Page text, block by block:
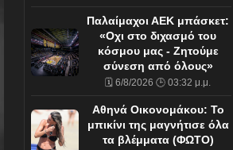
Παλαίμαχοι ΑΕΚ μπάσκετ:
«Οχι στο διχασμό του
κόσμου μας - Ζητούμε
σύνεση από όλους»
🗓️ 6/8/2026 🕒 03:32 μ.μ.
Αθηνά Οικονομάκου: Το
μπικίνι της μαγνήτισε όλα
τα βλέμματα (ΦΩΤΟ)